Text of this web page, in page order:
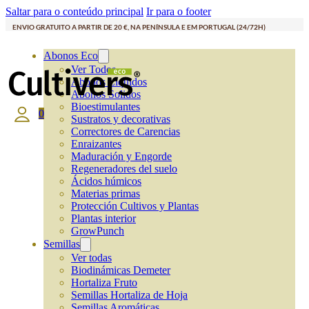
Saltar para o conteúdo principal Ir para o footer
ENVIO GRATUITO A PARTIR DE 20 €, NA PENÍNSULA E EM PORTUGAL (24/72H)
Abonos Eco
Ver Todos
Abonos Líquidos
Abonos Solidos
Bioestimulantes
Sustratos y decorativas
Correctores de Carencias
Enraizantes
Maduración y Engorde
Regeneradores del suelo
Ácidos húmicos
Materias primas
Protección Cultivos y Plantas
Plantas interior
GrowPunch
Semillas
Ver todas
Biodinámicas Demeter
Hortaliza Fruto
Semillas Hortaliza de Hoja
0